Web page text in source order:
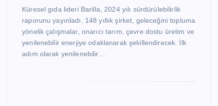
Küresel gıda lideri Barilla, 2024 yılı sürdürülebilirlik
raporunu yayınladı. 148 yıllık şirket, geleceğini topluma
yönelik çalışmalar, onarıcı tarım, çevre dostu üretim ve
yenilenebilir enerjiye odaklanarak şekillendirecek. İlk
adım olarak yenilenebilir…